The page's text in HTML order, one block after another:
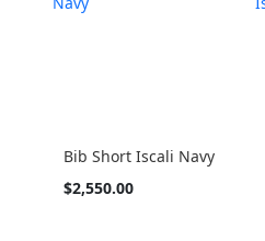
Bib Short Iscali Navy
Tan
$2,550.00